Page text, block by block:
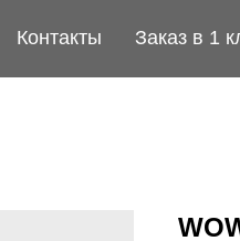
Контакты Заказ в 1